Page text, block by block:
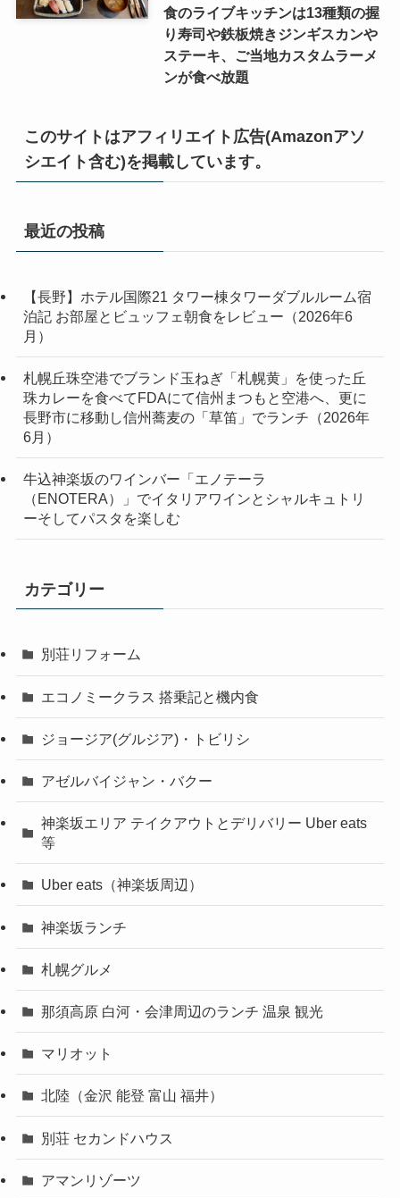
食のライブキッチンは13種類の握
り寿司や鉄板焼きジンギスカンや
ステーキ、ご当地カスタムラーメ
ンが食べ放題
このサイトはアフィリエイト広告(Amazonアソ
シエイト含む)を掲載しています。
最近の投稿
【長野】ホテル国際21 タワー棟タワーダブルルーム宿
泊記 お部屋とビュッフェ朝食をレビュー（2026年6
月）
札幌丘珠空港でブランド玉ねぎ「札幌黄」を使った丘
珠カレーを食べてFDAにて信州まつもと空港へ、更に
長野市に移動し信州蕎麦の「草笛」でランチ（2026年
6月）
牛込神楽坂のワインバー「エノテーラ
（ENOTERA）」でイタリアワインとシャルキュトリ
ーそしてパスタを楽しむ
カテゴリー
別荘リフォーム
エコノミークラス 搭乗記と機内食
ジョージア(グルジア)・トビリシ
アゼルバイジャン・バクー
神楽坂エリア テイクアウトとデリバリー Uber eats
等
Uber eats（神楽坂周辺）
神楽坂ランチ
札幌グルメ
那須高原 白河・会津周辺のランチ 温泉 観光
マリオット
北陸（金沢 能登 富山 福井）
別荘 セカンドハウス
アマンリゾーツ